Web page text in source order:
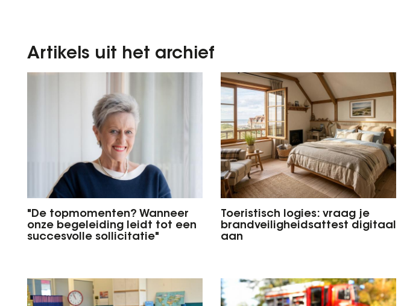
Artikels uit het archief
"De topmomenten? Wanneer
onze begeleiding leidt tot een
succesvolle sollicitatie"
Toeristisch logies: vraag je
brandveiligheidsattest digitaal
aan